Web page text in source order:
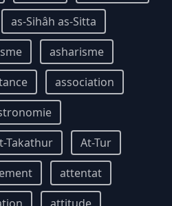
as-Sihâh as-Sitta
asharisme
association
Takathur
At-Tur
attentat